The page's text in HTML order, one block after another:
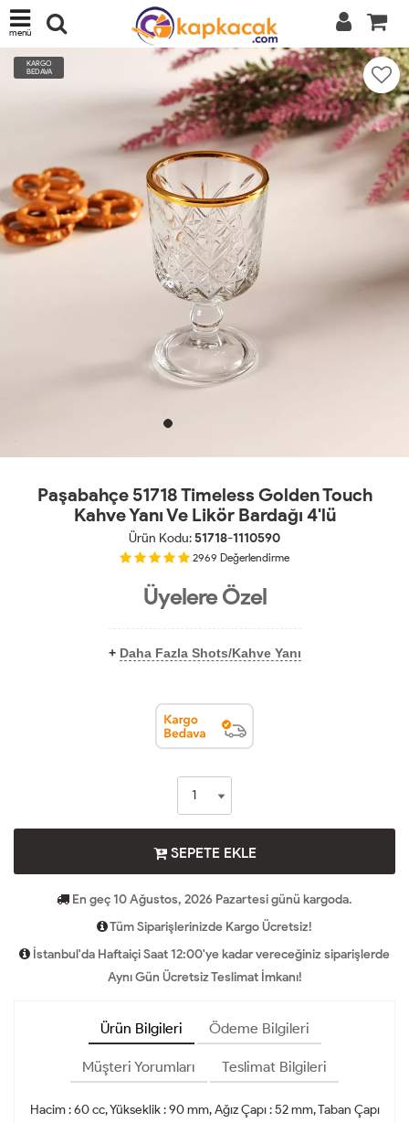
menü
KARGO
BEDAVA
Paşabahçe 51718 Timeless Golden Touch
Kahve Yanı Ve Likör Bardağı 4'lü
Ürün Kodu:51718-1110590
2969 Değerlendirme
Üyelere Özel
+ Daha Fazla Shots/Kahve Yanı
SEPETE EKLE
En geç 10 Ağustos, 2026 Pazartesi günü kargoda.
Tüm Siparişlerinizde Kargo Ücretsiz!
İstanbul'da Haftaiçi Saat 12:00'ye kadar vereceğiniz siparişlerde
Aynı Gün Ücretsiz Teslimat İmkanı!
Ürün Bilgileri Ödeme Bilgileri
Müşteri Yorumları Teslimat Bilgileri
Hacim : 60 cc, Yükseklik : 90 mm, Ağız Çapı : 52 mm, Taban Çapı